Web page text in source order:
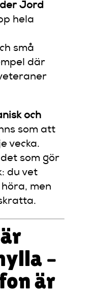
Jord
hela
små
där
och
som att
vecka.
som gör
du vet
men
–
är